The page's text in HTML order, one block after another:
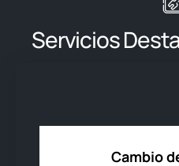
Servicios
Cambio